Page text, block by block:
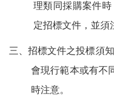
理類同採購案件
定招標文件，並須
三、招標文件之投標須
會現行範本或有不
時注意。